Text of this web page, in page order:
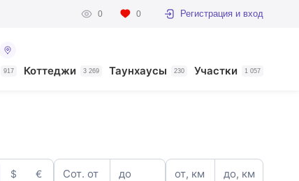
0 0 Регистрация и вход
917 Коттеджи 3 269 Таунхаусы 230 Участки 1 057
$ € Сот. от до от, км до, км